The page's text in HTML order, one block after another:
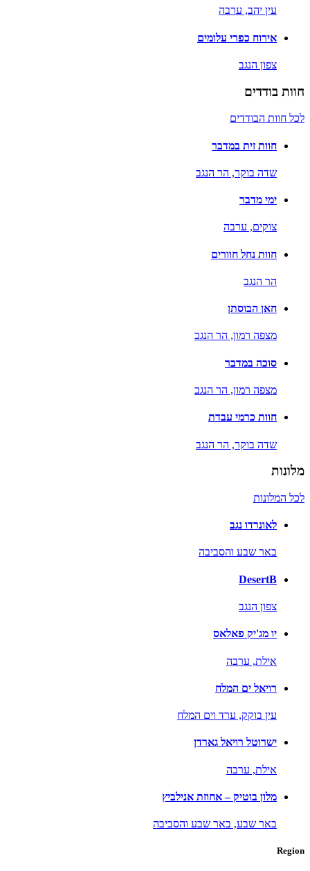
עין יהב, ערבה
אירוח כפרי עלומים
צפון הנגב
חוות בודדים
לכל חוות הבודדים
חוות זית במדבר
שדה בוקר, הר הנגב
ימי מדבר
צוקים, ערבה
חוות נחל חוורים
הר הנגב
חאן הבוסתן
מצפה רמון, הר הנגב
סוכה במדבר
מצפה רמון, הר הנגב
חוות כרמי עבדת
שדה בוקר, הר הנגב
מלונות
לכל המלונות
לאונרדו נגב
באר שבע והסביבה
DesertB
צפון הנגב
יו מג'יק פאלאס
אילת, ערבה
רויאל ים המלח
עין בוקק, ערד וים המלח
ישרוטל רויאל גארדן
אילת, ערבה
מלון בוטיק – אחוזת אנילביץ
באר שבע, באר שבע והסביבה
Region